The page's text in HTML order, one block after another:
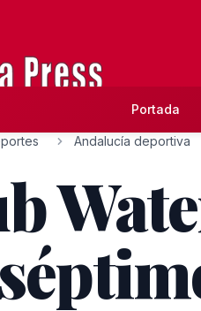
Portada
Andalucía deportiva